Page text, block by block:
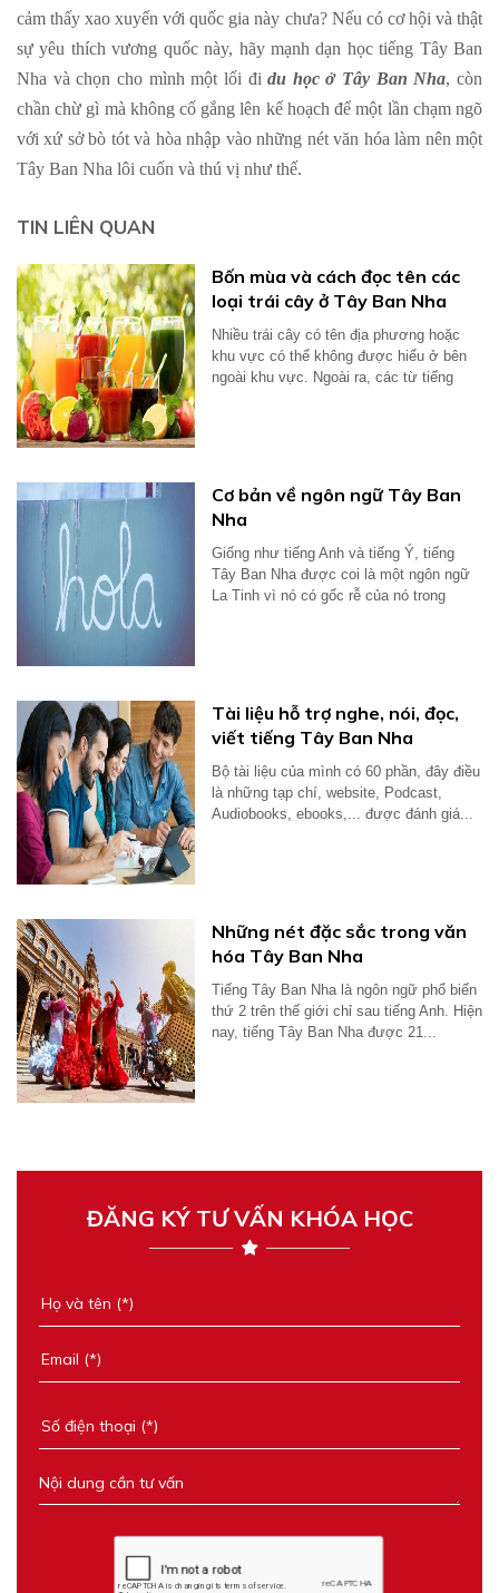
cảm thấy xao xuyến với quốc gia này chưa? Nếu có cơ hội và thật
sự yêu thích vương quốc này, hãy mạnh dạn học tiếng Tây Ban
Nha và chọn cho mình một lối đidu học ở Tây Ban Nha, còn
chần chừ gì mà không cố gắng lên kế hoạch để một lần chạm ngõ
với xứ sở bò tót và hòa nhập vào những nét văn hóa làm nên một
Tây Ban Nha lôi cuốn và thú vị như thế.
TIN LIÊN QUAN
Bốn mùa và cách đọc tên các
loại trái cây ở Tây Ban Nha
Nhiều trái cây có tên địa phương hoặc
khu vực có thể không được hiểu ở bên
ngoài khu vực. Ngoài ra, các từ tiếng
Cơ bản về ngôn ngữ Tây Ban
Nha
Giống như tiếng Anh và tiếng Ý, tiếng
Tây Ban Nha được coi là một ngôn ngữ
La Tinh vì nó có gốc rễ của nó trong
Tài liệu hỗ trợ nghe, nói, đọc,
viết tiếng Tây Ban Nha
Bộ tài liệu của mình có 60 phần, đây điều
là những tạp chí, website, Podcast,
Audiobooks, ebooks,... được đánh giá...
Những nét đặc sắc trong văn
hóa Tây Ban Nha
Tiếng Tây Ban Nha là ngôn ngữ phổ biến
thứ 2 trên thế giới chỉ sau tiếng Anh. Hiện
nay, tiếng Tây Ban Nha được 21...
ĐĂNG KÝ TƯ VẤN KHÓA HỌC